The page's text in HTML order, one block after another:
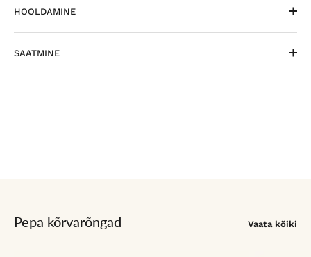
HOOLDAMINE
SAATMINE
Pepa kõrvarõngad Vaata kõiki